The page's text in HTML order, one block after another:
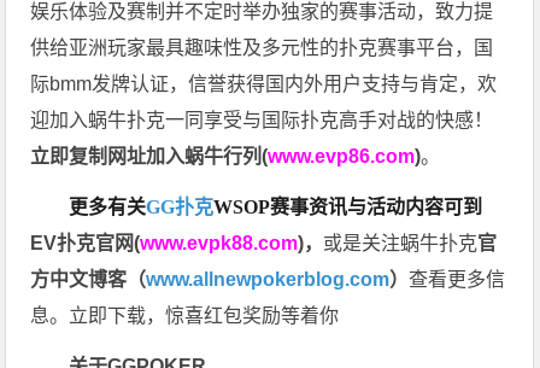
娱乐体验及赛制并不定时举办独家的赛事活动，致力提
供给亚洲玩家最具趣味性及多元性的扑克赛事平台，国
际bmm发牌认证，信誉获得国内外用户支持与肯定，欢
迎加入蜗牛扑克一同享受与国际扑克高手对战的快感！
立即复制网址加入蜗牛行列(www.evp86.com)。
更多有关GG扑克WSOP赛事资讯与活动内容可到
EV扑克官网(www.evpk88.com)， 或是关注蜗牛扑克官
方中文博客（www.allnewpokerblog.com）查看更多信
息。立即下载，惊喜红包奖励等着你